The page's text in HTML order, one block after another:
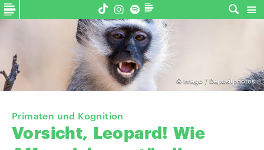
© Imago / Depositphotos
Primaten und Kognition
Vorsicht, Leopard! Wie